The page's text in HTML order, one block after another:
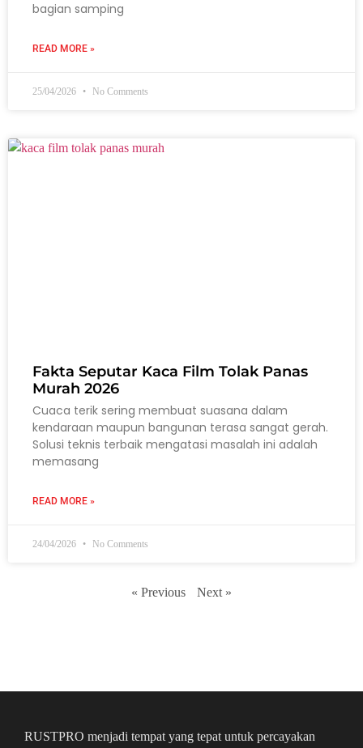
bagian samping
READ MORE »
25/04/2026 No Comments
Fakta Seputar Kaca Film Tolak Panas
Murah 2026
Cuaca terik sering membuat suasana dalam
kendaraan maupun bangunan terasa sangat gerah.
Solusi teknis terbaik mengatasi masalah ini adalah
memasang
READ MORE »
24/04/2026 No Comments
« Previous Next »
RUSTPRO menjadi tempat yang tepat untuk percayakan